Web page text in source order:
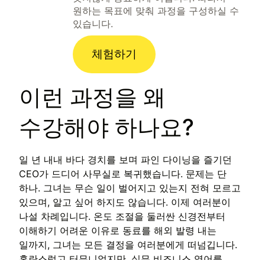
원하는 목표에 맞춰 과정을 구성하실 수
있습니다.
체험하기
이런 과정을 왜
수강해야 하나요?
일 년 내내 바다 경치를 보며 파인 다이닝을 즐기던
CEO가 드디어 사무실로 복귀했습니다. 문제는 단
하나. 그녀는 무슨 일이 벌어지고 있는지 전혀 모르고
있으며, 알고 싶어 하지도 않습니다. 이제 여러분이
나설 차례입니다. 온도 조절을 둘러싼 신경전부터
이해하기 어려운 이유로 동료를 해외 발령 내는
일까지, 그녀는 모든 결정을 여러분에게 떠넘깁니다.